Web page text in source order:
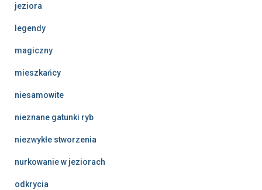
jeziora
legendy
magiczny
mieszkańcy
niesamowite
nieznane gatunki ryb
niezwykłe stworzenia
nurkowanie w jeziorach
odkrycia